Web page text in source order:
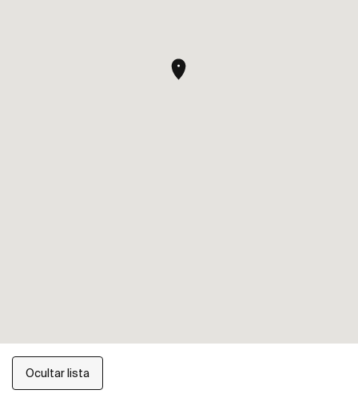
Ocultar lista